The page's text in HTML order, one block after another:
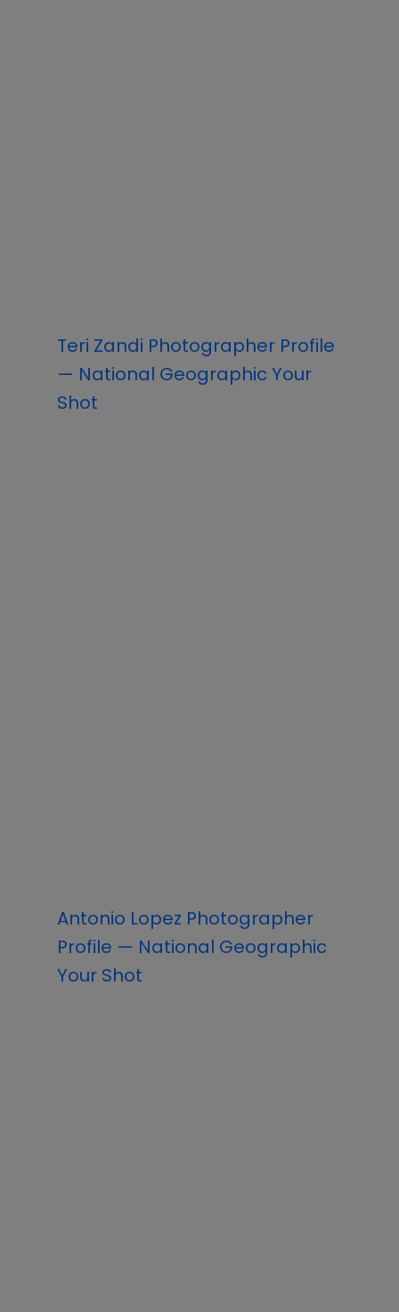
Teri Zandi Photographer Profile
— National Geographic Your
Shot
Antonio Lopez Photographer
Profile — National Geographic
Your Shot